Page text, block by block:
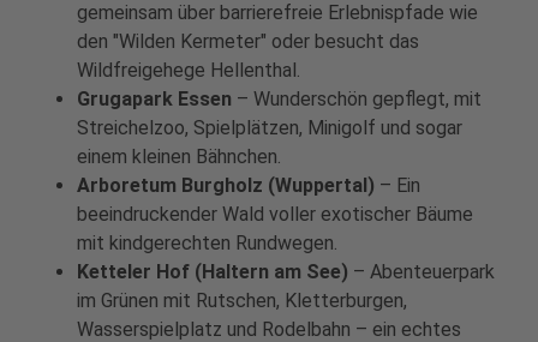
gemeinsam über barrierefreie Erlebnispfade wie
den "Wilden Kermeter" oder besucht das
Wildfreigehege Hellenthal.
Grugapark Essen – Wunderschön gepflegt, mit
Streichelzoo, Spielplätzen, Minigolf und sogar
einem kleinen Bähnchen.
Arboretum Burgholz (Wuppertal) – Ein
beeindruckender Wald voller exotischer Bäume
mit kindgerechten Rundwegen.
Ketteler Hof (Haltern am See) – Abenteuerpark
im Grünen mit Rutschen, Kletterburgen,
Wasserspielplatz und Rodelbahn – ein echtes